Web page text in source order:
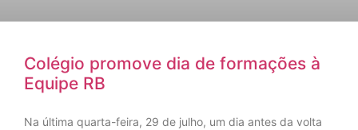
Colégio promove dia de formações à
Equipe RB
Na última quarta-feira, 29 de julho, um dia antes da volta